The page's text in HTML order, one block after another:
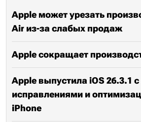
Apple может урезать
Air из-за слабых продаж
Apple сокращает
Apple выпустила iOS 26.3.1 с
исправлениями и
iPhone